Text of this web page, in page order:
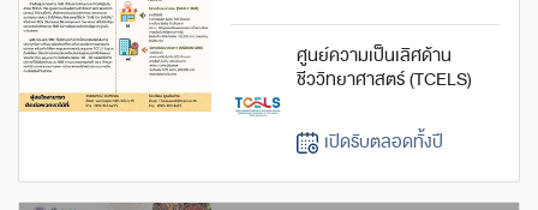
ศูนย์ความเป็นเลิศด้าน
ชีววิทยาศาสตร์ (TCELS)
เปิดรับตลอดทั้งปี